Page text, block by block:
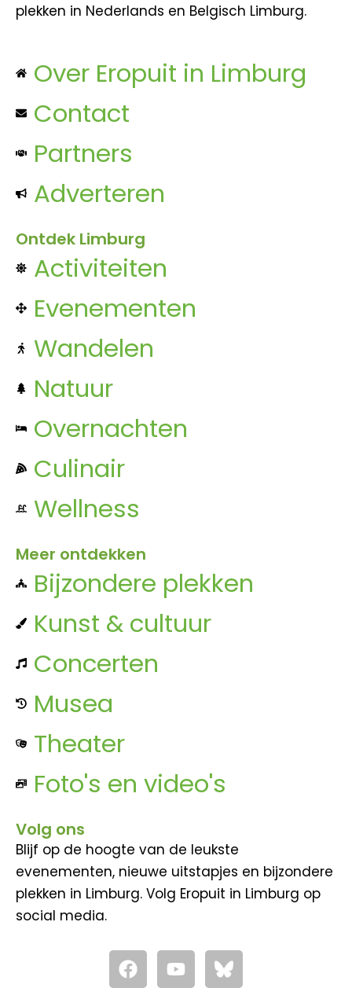
plekken in Nederlands en Belgisch Limburg.
Over Eropuit in Limburg
Contact
Partners
Adverteren
Ontdek Limburg
Activiteiten
Evenementen
Wandelen
Natuur
Overnachten
Culinair
Wellness
Meer ontdekken
Bijzondere plekken
Kunst & cultuur
Concerten
Musea
Theater
Foto's en video's
Volg ons
Blijf op de hoogte van de leukste
evenementen, nieuwe uitstapjes en bijzondere
plekken in Limburg. Volg Eropuit in Limburg op
social media.
F
a
Y
o